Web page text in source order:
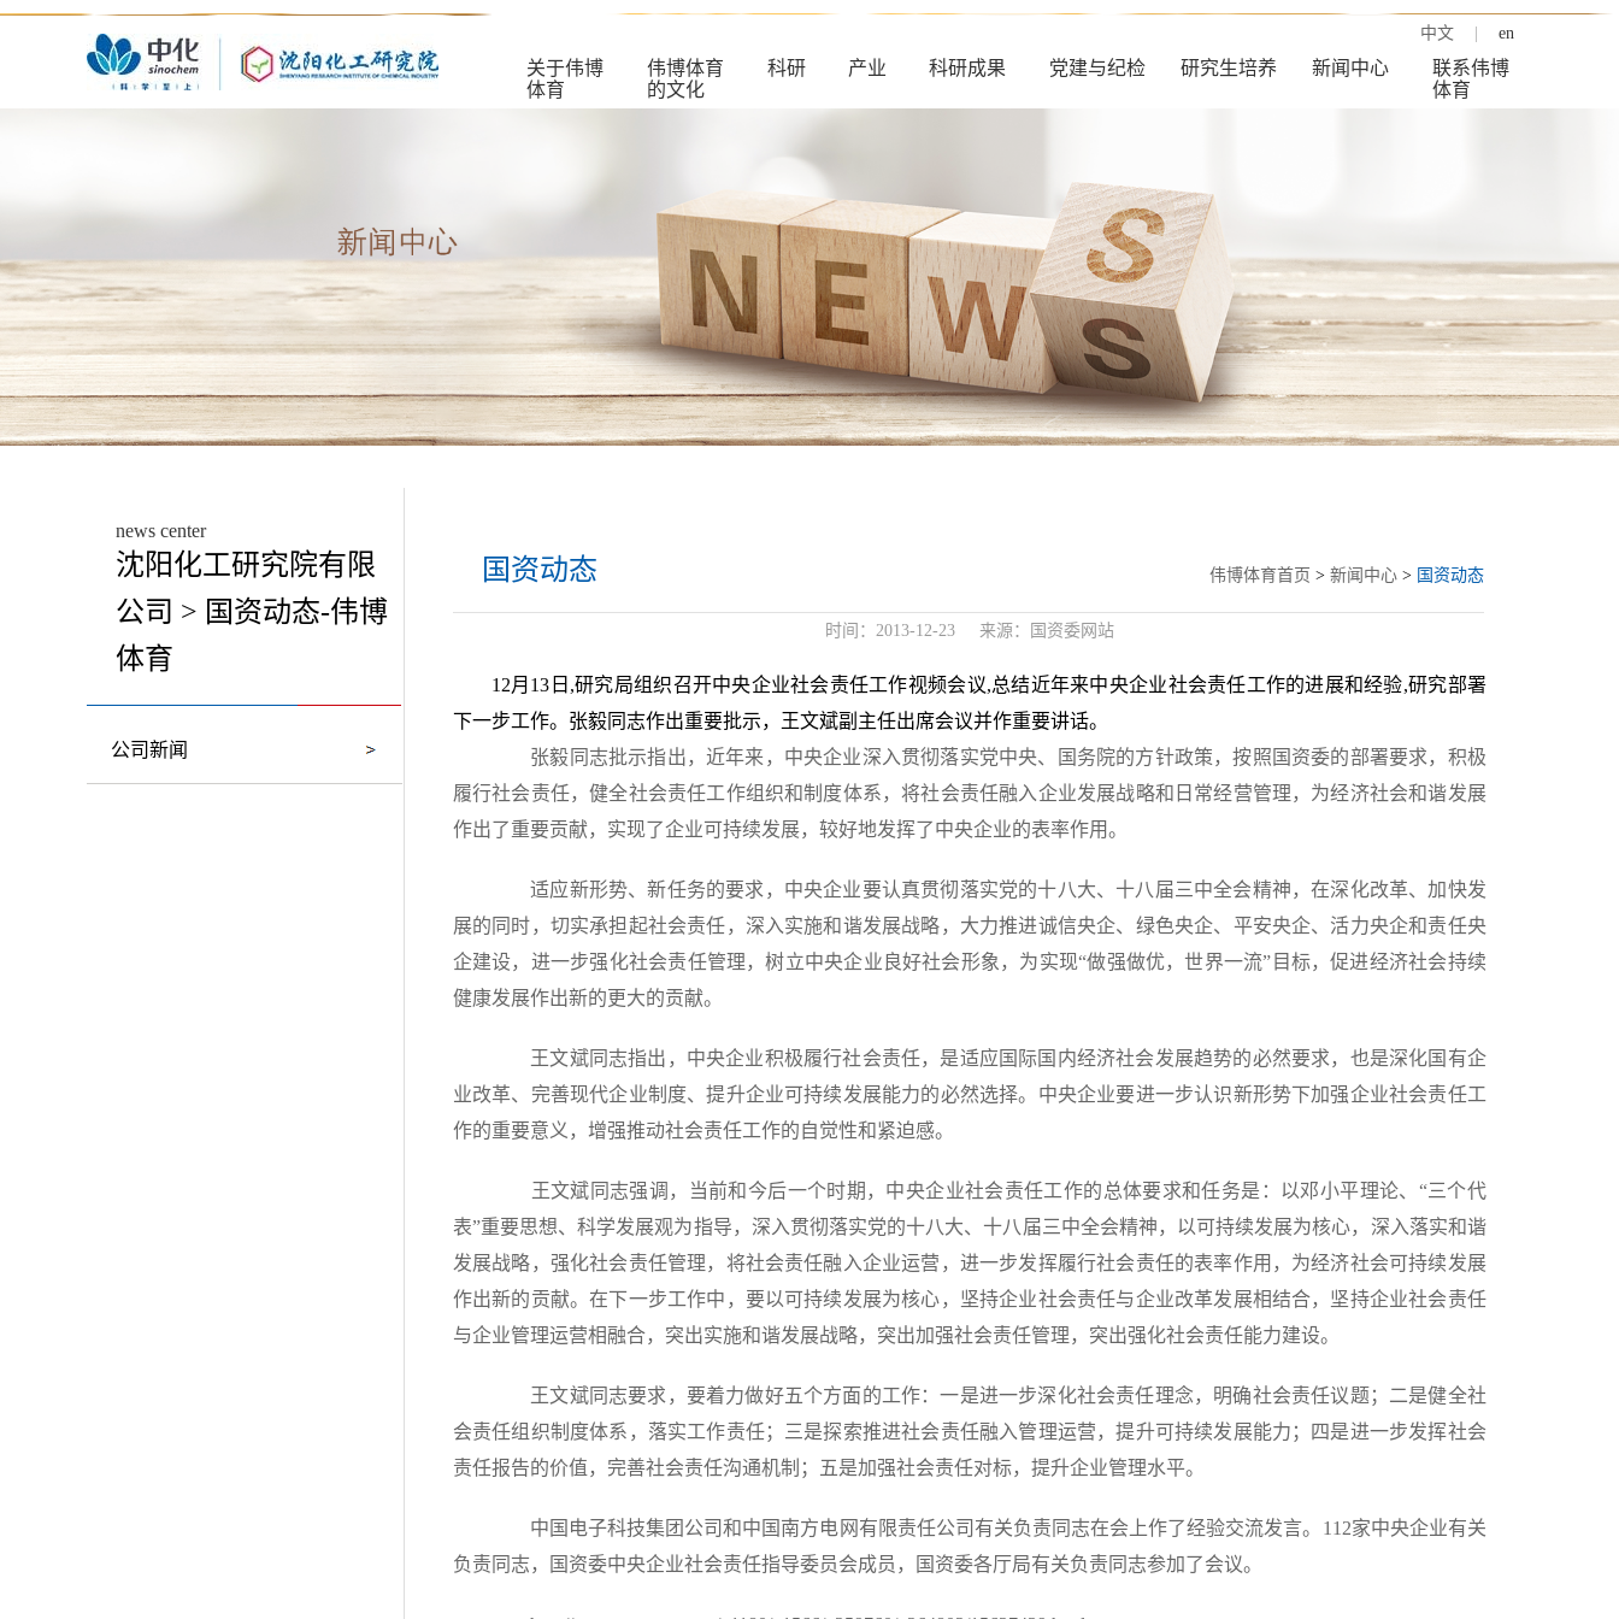
关于伟博
体育
伟博体育
的文化
科研 产业 科研成果 党建与纪检 研究生培养 新闻中心
联系伟博
体育
中文 en
news center
沈阳化工研究院有限
公司 > 国资动态-伟博
体育
公司新闻
国资动态 伟博体育首页 > 新闻中心 > 国资动态
时间： 2013-12-23来源： 国资委网站
12月13日,研究局组织召开中央企业社会责任工作视频会议,总结近年来中央企业社会责任工作的进展和经验,研究部署
下一步工作。张毅同志作出重要批示，王文斌副主任出席会议并作重要讲话。
张毅同志批示指出，近年来，中央企业深入贯彻落实党中央、国务院的方针政策，按照国资委的部署要求，积极
履行社会责任，健全社会责任工作组织和制度体系，将社会责任融入企业发展战略和日常经营管理，为经济社会和谐发展
作出了重要贡献，实现了企业可持续发展，较好地发挥了中央企业的表率作用。
适应新形势、新任务的要求，中央企业要认真贯彻落实党的十八大、十八届三中全会精神，在深化改革、加快发
展的同时，切实承担起社会责任，深入实施和谐发展战略，大力推进诚信央企、绿色央企、平安央企、活力央企和责任央
企建设，进一步强化社会责任管理，树立中央企业良好社会形象，为实现“做强做优，世界一流”目标，促进经济社会持续
健康发展作出新的更大的贡献。
王文斌同志指出，中央企业积极履行社会责任，是适应国际国内经济社会发展趋势的必然要求，也是深化国有企
业改革、完善现代企业制度、提升企业可持续发展能力的必然选择。中央企业要进一步认识新形势下加强企业社会责任工
作的重要意义，增强推动社会责任工作的自觉性和紧迫感。
王文斌同志强调，当前和今后一个时期，中央企业社会责任工作的总体要求和任务是：以邓小平理论、“三个代
表”重要思想、科学发展观为指导，深入贯彻落实党的十八大、十八届三中全会精神，以可持续发展为核心，深入落实和谐
发展战略，强化社会责任管理，将社会责任融入企业运营，进一步发挥履行社会责任的表率作用，为经济社会可持续发展
作出新的贡献。在下一步工作中，要以可持续发展为核心，坚持企业社会责任与企业改革发展相结合，坚持企业社会责任
与企业管理运营相融合，突出实施和谐发展战略，突出加强社会责任管理，突出强化社会责任能力建设。
王文斌同志要求，要着力做好五个方面的工作：一是进一步深化社会责任理念，明确社会责任议题；二是健全社
会责任组织制度体系，落实工作责任；三是探索推进社会责任融入管理运营，提升可持续发展能力；四是进一步发挥社会
责任报告的价值，完善社会责任沟通机制；五是加强社会责任对标，提升企业管理水平。
中国电子科技集团公司和中国南方电网有限责任公司有关负责同志在会上作了经验交流发言。112家中央企业有关
负责同志，国资委中央企业社会责任指导委员会成员，国资委各厅局有关负责同志参加了会议。